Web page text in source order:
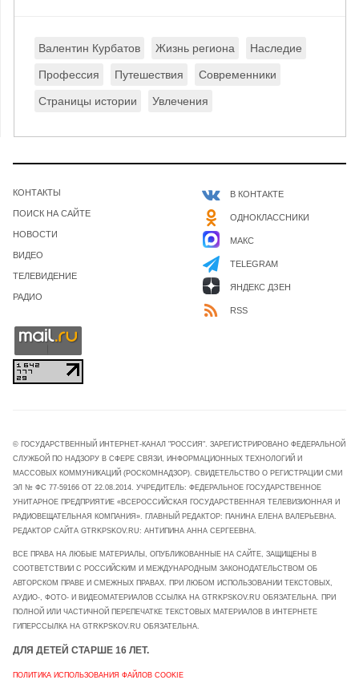
Валентин Курбатов Жизнь региона Наследие
Профессия Путешествия Современники
Страницы истории Увлечения
КОНТАКТЫ
ПОИСК НА САЙТЕ
НОВОСТИ
ВИДЕО
ТЕЛЕВИДЕНИЕ
РАДИО
В КОНТАКТЕ
ОДНОКЛАССНИКИ
МАКС
TELEGRAM
ЯНДЕКС ДЗЕН
RSS
© ГОСУДАРСТВЕННЫЙ ИНТЕРНЕТ-КАНАЛ "РОССИЯ". ЗАРЕГИСТРИРОВАНО ФЕДЕРАЛЬНОЙ
СЛУЖБОЙ ПО НАДЗОРУ В СФЕРЕ СВЯЗИ, ИНФОРМАЦИОННЫХ ТЕХНОЛОГИЙ И
МАССОВЫХ КОММУНИКАЦИЙ (РОСКОМНАДЗОР). СВИДЕТЕЛЬСТВО О РЕГИСТРАЦИИ СМИ
ЭЛ № ФС 77-59166 ОТ 22.08.2014. УЧРЕДИТЕЛЬ: ФЕДЕРАЛЬНОЕ ГОСУДАРСТВЕННОЕ
УНИТАРНОЕ ПРЕДПРИЯТИЕ «ВСЕРОССИЙСКАЯ ГОСУДАРСТВЕННАЯ ТЕЛЕВИЗИОННАЯ И
РАДИОВЕЩАТЕЛЬНАЯ КОМПАНИЯ». ГЛАВНЫЙ РЕДАКТОР: ПАНИНА ЕЛЕНА ВАЛЕРЬЕВНА.
РЕДАКТОР САЙТА GTRKPSKOV.RU: АНТИПИНА АННА СЕРГЕЕВНА.
ВСЕ ПРАВА НА ЛЮБЫЕ МАТЕРИАЛЫ, ОПУБЛИКОВАННЫЕ НА САЙТЕ, ЗАЩИЩЕНЫ В
СООТВЕТСТВИИ С РОССИЙСКИМ И МЕЖДУНАРОДНЫМ ЗАКОНОДАТЕЛЬСТВОМ ОБ
АВТОРСКОМ ПРАВЕ И СМЕЖНЫХ ПРАВАХ. ПРИ ЛЮБОМ ИСПОЛЬЗОВАНИИ ТЕКСТОВЫХ,
АУДИО-, ФОТО- И ВИДЕОМАТЕРИАЛОВ ССЫЛКА НА GTRKPSKOV.RU ОБЯЗАТЕЛЬНА. ПРИ
ПОЛНОЙ ИЛИ ЧАСТИЧНОЙ ПЕРЕПЕЧАТКЕ ТЕКСТОВЫХ МАТЕРИАЛОВ В ИНТЕРНЕТЕ
ГИПЕРССЫЛКА НА GTRKPSKOV.RU ОБЯЗАТЕЛЬНА.
ДЛЯ ДЕТЕЙ СТАРШЕ 16 ЛЕТ.
ПОЛИТИКА ИСПОЛЬЗОВАНИЯ ФАЙЛОВ COOKIE